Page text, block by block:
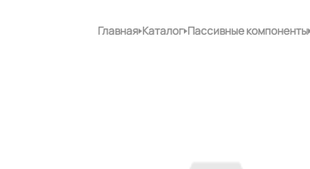
Главная Каталог Пассивные компоненты